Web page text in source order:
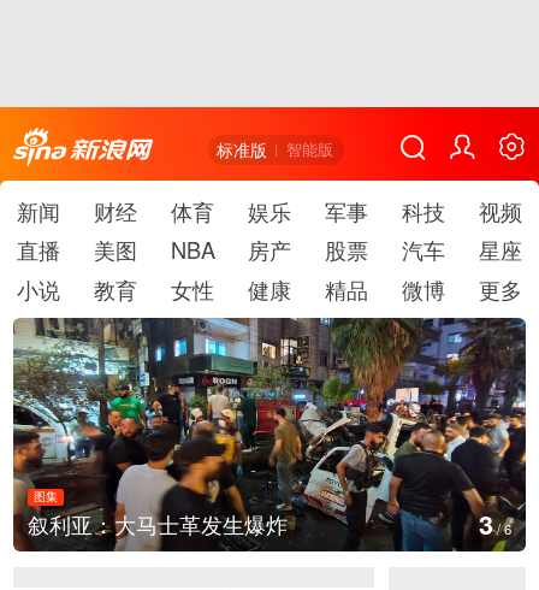
标准版 智能版
新闻 财经 体育 娱乐 军事 科技
视频
直播
美图 NBA 房产 股票 汽车
星座
小说
教育 女性 健康 精品 微博 更多
图集
叙利亚：大马士革发生爆炸 3/6